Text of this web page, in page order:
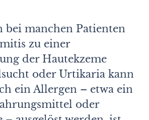
bei manchen Patienten
zu einer
der Hautekzeme
oder Urtikaria kann
ein Allergen – etwa ein
oder